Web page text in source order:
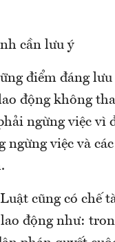
cần lưu ý
điểm đáng lưu
động không
ngừng việc vì
ngừng việc và
cũng có chế
động như: